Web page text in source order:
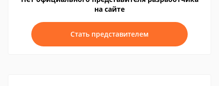
на сайте
Стать представителем